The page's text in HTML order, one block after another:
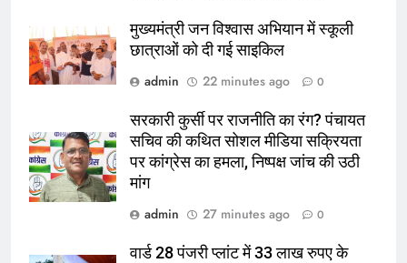
मुख्यमंत्री जन विश्वास अभियान में स्कूली
छात्राओं को दी गई साइकिल
admin
22 minutes ago 0
सरकारी कुर्सी पर राजनीति का रंग? पंचायत
सचिव की कथित सोशल मीडिया सक्रियता
पर कांग्रेस का हमला, निष्पक्ष जांच की उठी
मांग
admin
27 minutes ago 0
वार्ड 28 पंजरी प्लांट में 33 लाख रुपए के